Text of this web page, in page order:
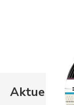
Aktuelle